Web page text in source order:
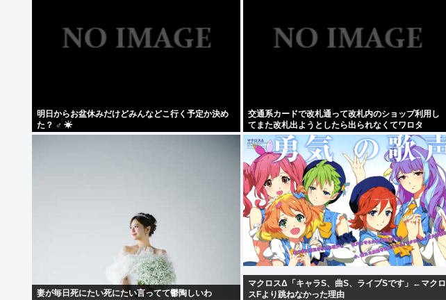
明日からお盆休みだけどみんなどこ行く予定か決め
た？ ‍♂ ☀
交通系カードで改札通って改札内のショップ利用し
てまた改札出ようとしたら出られなくてワロタ
妻が毎日死にたい死にたい言ってて鬱陶しいわ
マクロスΔ「キャラS、曲S、ライブSです」←マクロ
スFより跳ねなかった理由